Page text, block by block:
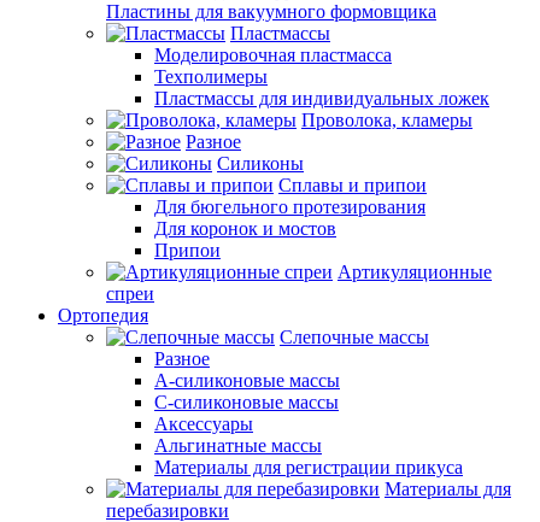
Пластины для вакуумного формовщика
Пластмассы
Моделировочная пластмасса
Техполимеры
Пластмассы для индивидуальных ложек
Проволока, кламеры
Разное
Силиконы
Сплавы и припои
Для бюгельного протезирования
Для коронок и мостов
Припои
Артикуляционные
спреи
Ортопедия
Слепочные массы
Разное
А-силиконовые массы
С-силиконовые массы
Аксессуары
Альгинатные массы
Материалы для регистрации прикуса
Материалы для
перебазировки